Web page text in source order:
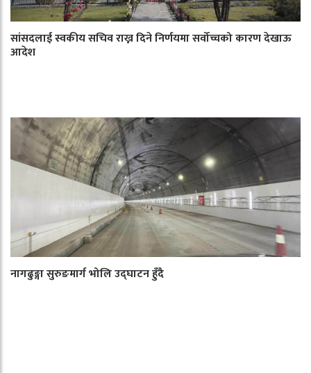
सांसदलाई स्वकीय सचिव राख्न दिने निर्णयमा सर्वोच्चको कारण देखाऊ
आदेश
नागढुङ्गा सुरुङमार्ग भोलि उद्घाटन हुँदै